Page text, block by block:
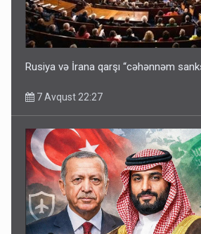
Rusiya və İrana qarşı “cəhənnəm
7 Avqust 22:27